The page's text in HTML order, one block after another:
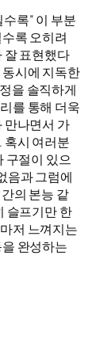
록” 이 부분
록 오히려
잘 표현했다
시에 지독한
을 솔직하게
를 통해 더욱
만나면서 가
혹시 여러분
구절이 있으
음과 그럼에
의 본능 같
슬프기만 한
저 느껴지는
완성하는